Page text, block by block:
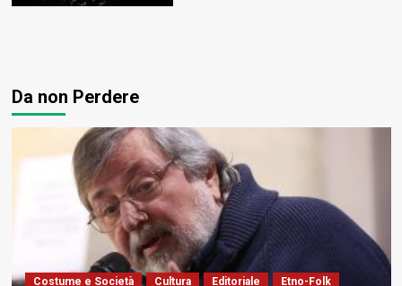
Da non Perdere
Costume e Società Cultura Editoriale
Etno-Folk